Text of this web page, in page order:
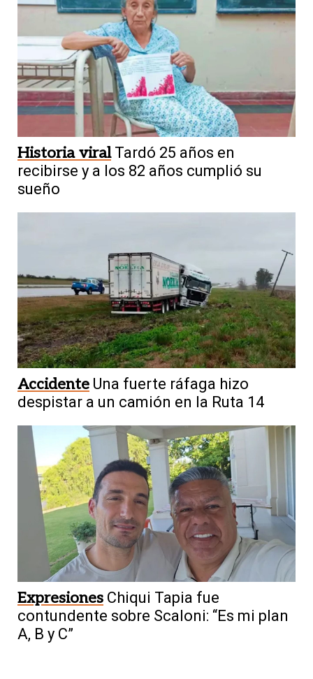
Historia viral Tardó 25 años en
recibirse y a los 82 años cumplió su
sueño
Accidente Una fuerte ráfaga hizo
despistar a un camión en la Ruta 14
Expresiones Chiqui Tapia fue
contundente sobre Scaloni: “Es mi plan
A, B y C”